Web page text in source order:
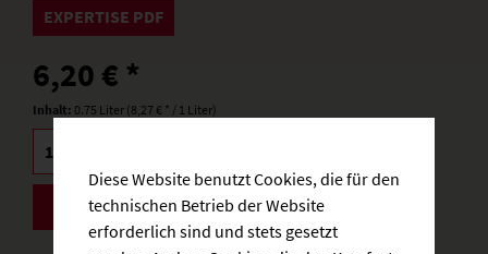
EXPERTISE PDF
6,20 € *
Inhalt: 0.75 Liter (8,27 € * / 1 Liter)
BESTELLEN
Diese Website benutzt Cookies, die für den
technischen Betrieb der Website
erforderlich sind und stets gesetzt